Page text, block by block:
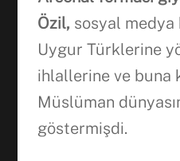
Özil, sosyal medya
Uygur Türklerine
ihlallerine ve buna
Müslüman
göstermişdi.